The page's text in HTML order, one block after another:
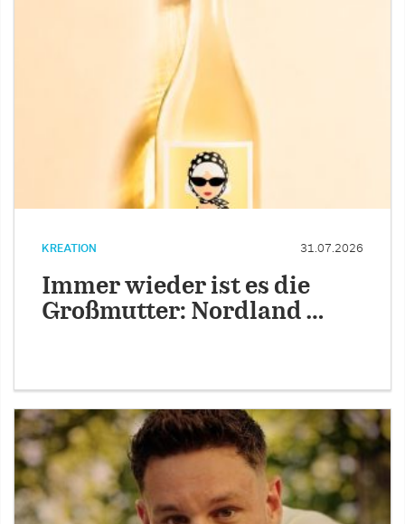
KREATION 31.07.2026
Immer wieder ist es die
Großmutter: Nordland …